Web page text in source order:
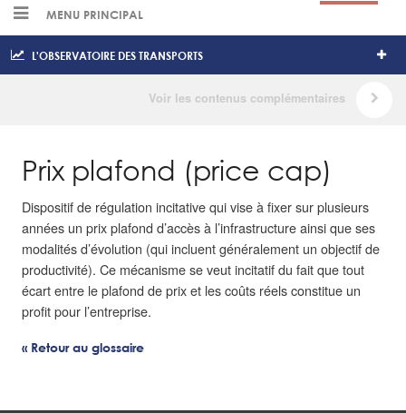
MENU PRINCIPAL
L'OBSERVATOIRE DES TRANSPORTS
Prix plafond (price cap)
Dispositif de régulation incitative qui vise à fixer sur plusieurs
années un prix plafond d’accès à l’infrastructure ainsi que ses
modalités d’évolution (qui incluent généralement un objectif de
productivité). Ce mécanisme se veut incitatif du fait que tout
écart entre le plafond de prix et les coûts réels constitue un
profit pour l’entreprise.
« Retour au glossaire